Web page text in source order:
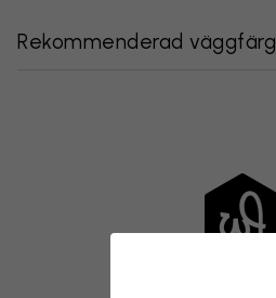
Rekommenderad väggfärg